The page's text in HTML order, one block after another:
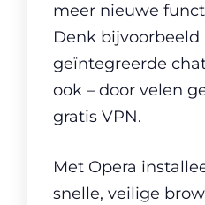
meer nieuwe
Denk bijvoorbeeld
geïntegreerde
ook – door velen
gratis VPN.
Met Opera
snelle, veilige